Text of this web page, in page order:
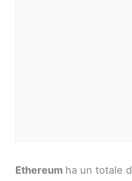
Ethereum ha un totale